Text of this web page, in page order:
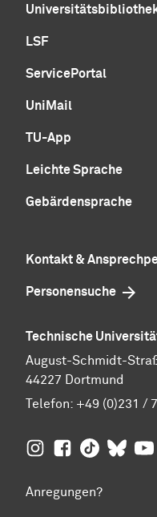
LSF
ServicePortal
UniMail
TU-App
Leichte Sprache
Gebärdensprache
Kontakt &
Personensuche
Technische
August-Schmidt-
44227 Dortmund
Telefon: +49 (0)231 /
TU Dortmund auf
TU Dortmund
TU TU
Anregungen?